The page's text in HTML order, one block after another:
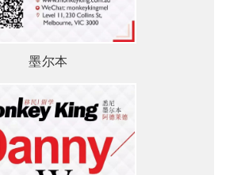
墨尔本